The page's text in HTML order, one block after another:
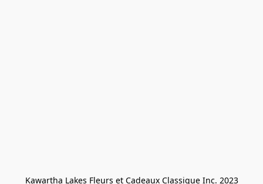
Kawartha Lakes Fleurs et Cadeaux Classique Inc. 2023